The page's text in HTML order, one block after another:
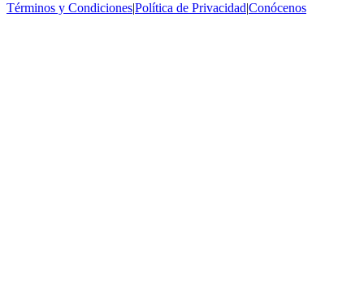
Términos y Condiciones|Política de Privacidad|Conócenos